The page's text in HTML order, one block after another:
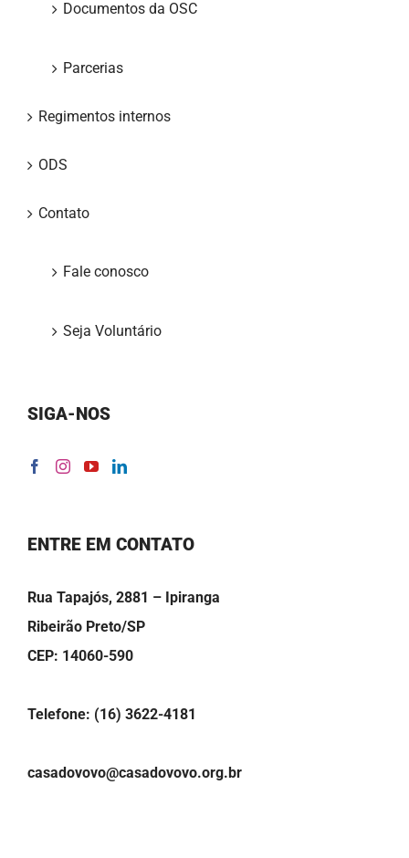
Documentos da OSC
Parcerias
Regimentos internos
ODS
Contato
Fale conosco
Seja Voluntário
SIGA-NOS
ENTRE EM CONTATO
Rua Tapajós, 2881 – Ipiranga
Ribeirão Preto/SP
CEP: 14060-590
Telefone: (16) 3622-4181
casadovovo@casadovovo.org.br